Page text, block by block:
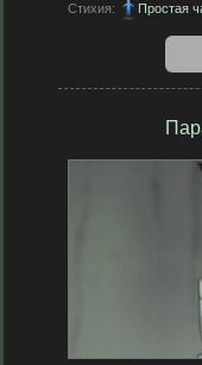
Стихия: Простая